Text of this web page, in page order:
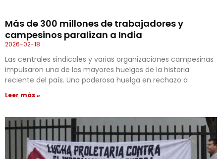
Más de 300 millones de trabajadores y
campesinos paralizan a India
2026-02-18
Las centrales sindicales y varias organizaciones campesinas
impulsaron una de las mayores huelgas de la historia
reciente del país. Una poderosa huelga en rechazo a
Leer más »